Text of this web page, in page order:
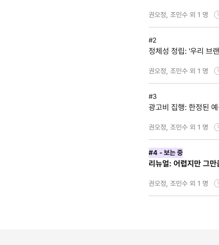
권오정, 조민수 외 1 명
#2
정체성 정립: '우리 브
권오정, 조민수 외 1 명
#3
광고비 집행: 한정된
권오정, 조민수 외 1 명
#4 - 보는 중
리뉴얼: 어렵지만 그
권오정, 조민수 외 1 명